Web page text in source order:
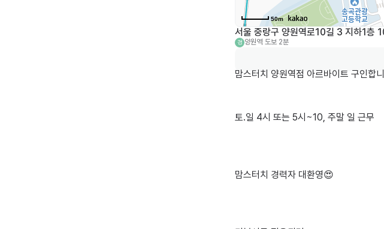
50m
서울 중랑구 양원역로10길 3 지하1층
경 양원역 도보 2분
맘스터치 양원역점 아르바이트 구인합
토.일 4시 또는 5시~10, 주말 일 근무
맘스터치 경력자 대환영😍